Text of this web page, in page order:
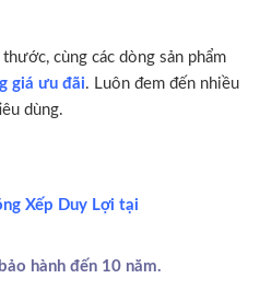
cùng các dòng sản phẩm
giá ưu đãi. Luôn đem đến nhiều
dùng.
Xếp Duy Lợi tại
bảo hành đến 10 năm.